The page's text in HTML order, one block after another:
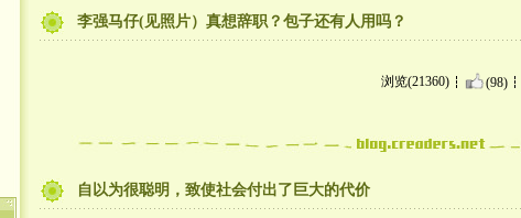
李强马仔(见照片）真想辞职？包子还有人用吗？
浏览(21360) (98)
自以为很聪明，致使社会付出了巨大的代价